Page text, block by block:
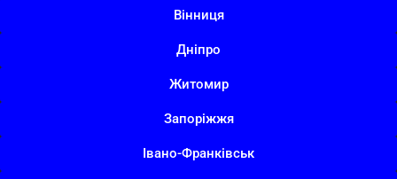
Вінниця
Дніпро
Житомир
Запоріжжя
Івано-Франківськ